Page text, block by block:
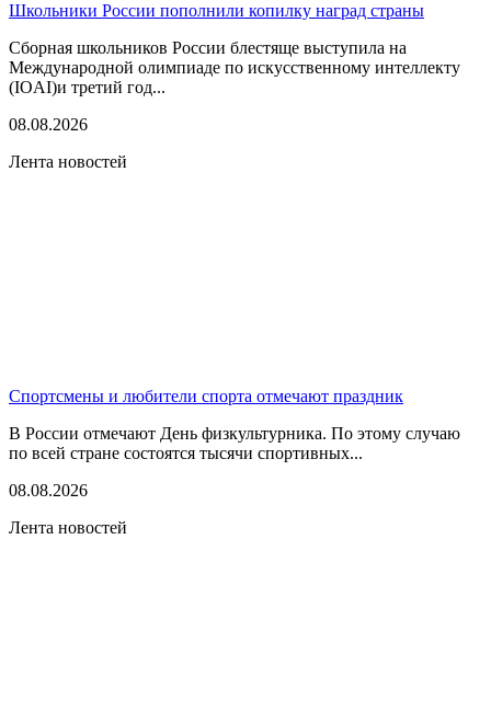
Школьники России пополнили копилку наград страны
Сборная школьников России блестяще выступила на
Международной олимпиаде по искусственному интеллекту
(IOAI)и третий год...
08.08.2026
Лента новостей
Спортсмены и любители спорта отмечают праздник
В России отмечают День физкультурника. По этому случаю
по всей стране состоятся тысячи спортивных...
08.08.2026
Лента новостей